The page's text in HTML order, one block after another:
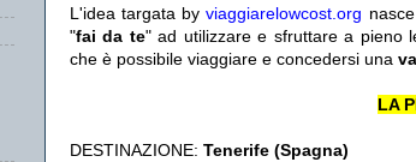
L'idea targata byviaggiarelowcost.org
"fai da te" ad utilizzare e sfruttare a pieno
che è possibile viaggiare e concedersi una
LA
DESTINAZIONE: Tenerife (Spagna)